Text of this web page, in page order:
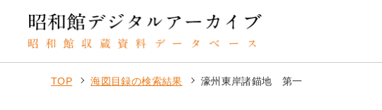
TOP 海図目録の検索結果 濠州東岸諸錨地 第一